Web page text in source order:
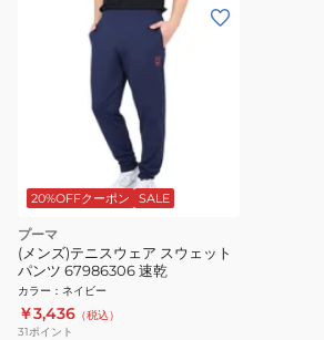
20%OFFクーポン SALE
プーマ
(メンズ)テニスウェア スウェット
パンツ 67986306 速乾
カラー ： ネイビー
￥3,436 （税込）
31ポイント